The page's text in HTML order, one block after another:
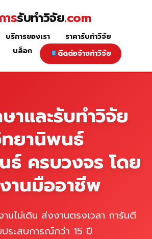
ารรับทำวิจัย.com
บริการของเรา
ราคารับทำวิจัย
บล็อก ติดต่อจ้างทำวิจัย
าและรับทำวิจัย
ยานิพนธ์
ครบวงจร โดย
านมืออาชีพ
นไม่เดิน ส่งงานตรงเวลา การันตี
ระสบการณ์กว่า 15 ปี